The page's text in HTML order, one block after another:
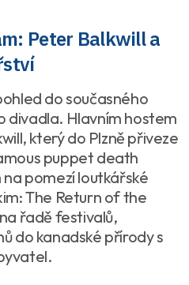
Peter Balkwill a
do současného
divadla. Hlavním hostem
který do Plzně přiveze
puppet death
pomezí loutkářské
The Return of the
řadě festivalů,
do kanadské přírody s